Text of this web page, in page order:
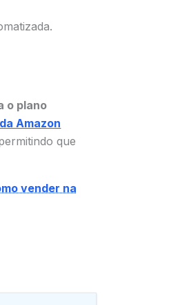
o plano
Amazon
que
vender na